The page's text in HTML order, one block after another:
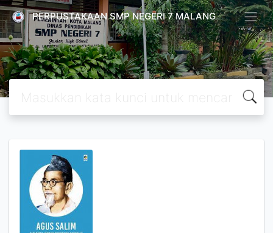
PERPUSTAKAAN SMP NEGERI 7 MALANG